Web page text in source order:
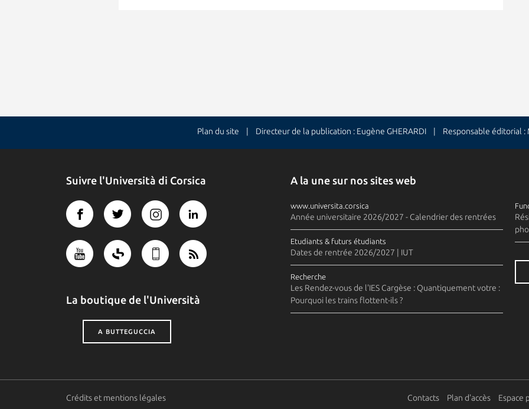
Plan du site | Directeur de la publication : Eugène GHERARDI | Responsable éditorial :
Suivre l'Università di Corsica
La boutique de l'Università
A BUTTEGUCCIA
A la une sur nos sites web
www.universita.corsica
Année universitaire 2026/2027 - Calendrier des rentrées
Etudiants & futurs étudiants
Dates de rentrée 2026/2027 | IUT
Recherche
Les Rendez-vous de l'IES Cargèse : Quantiquement votre :
Pourquoi les trains flottent-ils ?
Crédits et mentions légales Contacts Plan d'accès Espace